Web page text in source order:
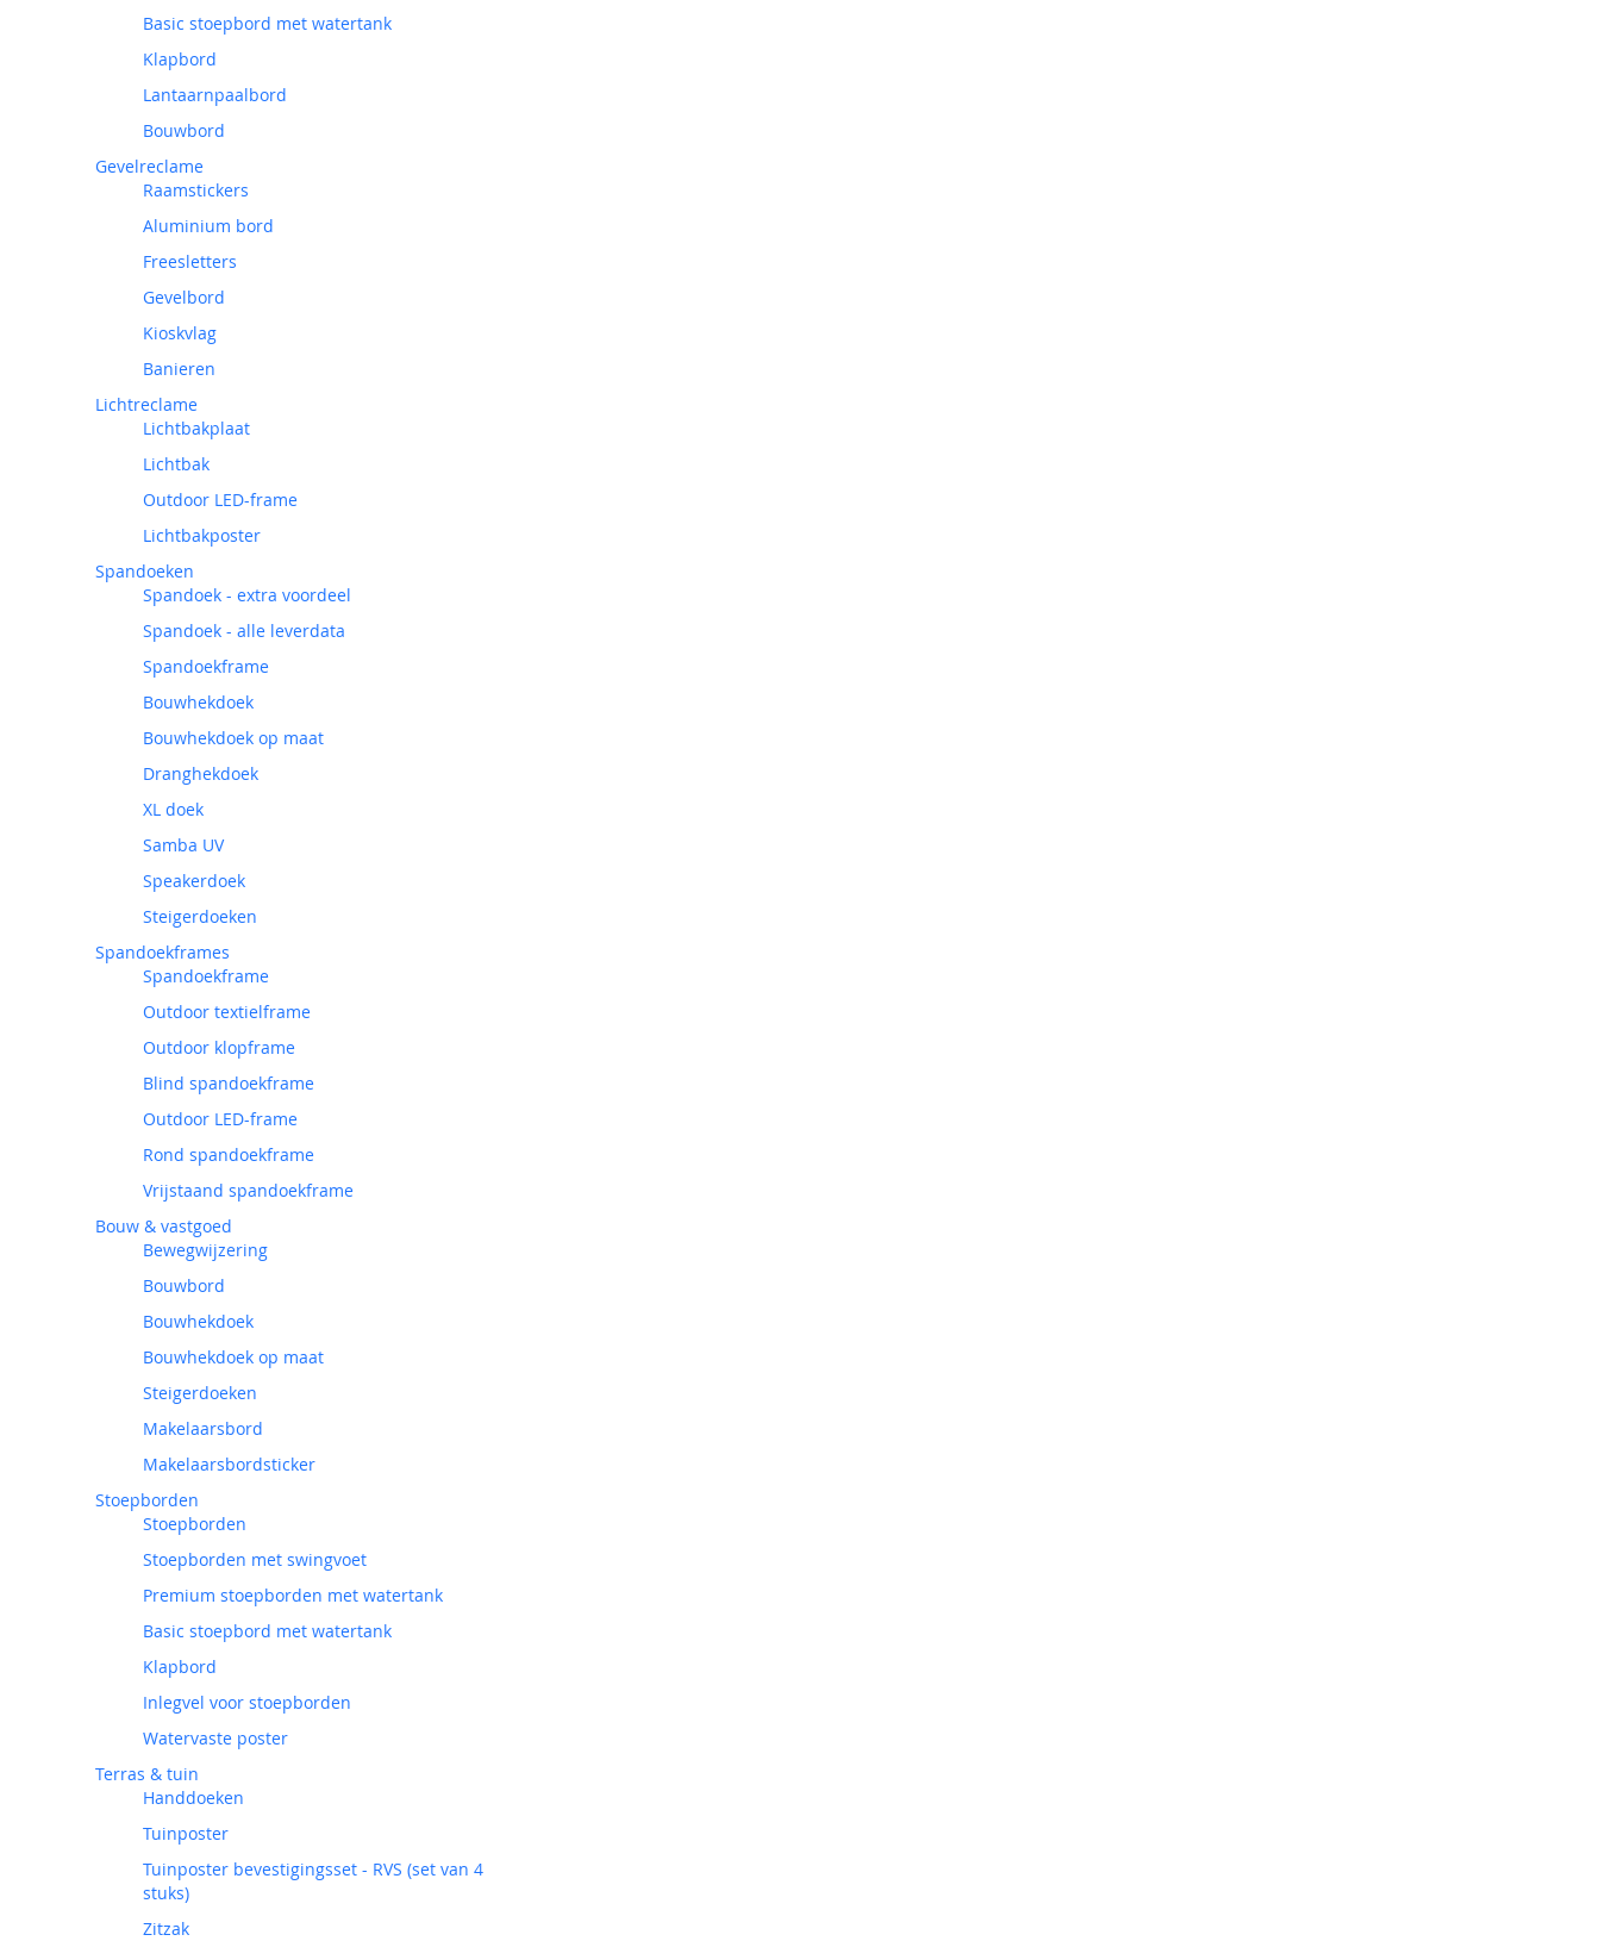
Basic stoepbord met watertank
Klapbord
Lantaarnpaalbord
Bouwbord
Gevelreclame
Raamstickers
Aluminium bord
Freesletters
Gevelbord
Kioskvlag
Banieren
Lichtreclame
Lichtbakplaat
Lichtbak
Outdoor LED-frame
Lichtbakposter
Spandoeken
Spandoek - extra voordeel
Spandoek - alle leverdata
Spandoekframe
Bouwhekdoek
Bouwhekdoek op maat
Dranghekdoek
XL doek
Samba UV
Speakerdoek
Steigerdoeken
Spandoekframes
Spandoekframe
Outdoor textielframe
Outdoor klopframe
Blind spandoekframe
Outdoor LED-frame
Rond spandoekframe
Vrijstaand spandoekframe
Bouw & vastgoed
Bewegwijzering
Bouwbord
Bouwhekdoek
Bouwhekdoek op maat
Steigerdoeken
Makelaarsbord
Makelaarsbordsticker
Stoepborden
Stoepborden
Stoepborden met swingvoet
Premium stoepborden met watertank
Basic stoepbord met watertank
Klapbord
Inlegvel voor stoepborden
Watervaste poster
Terras & tuin
Handdoeken
Tuinposter
Tuinposter bevestigingsset - RVS (set van 4
stuks)
Zitzak